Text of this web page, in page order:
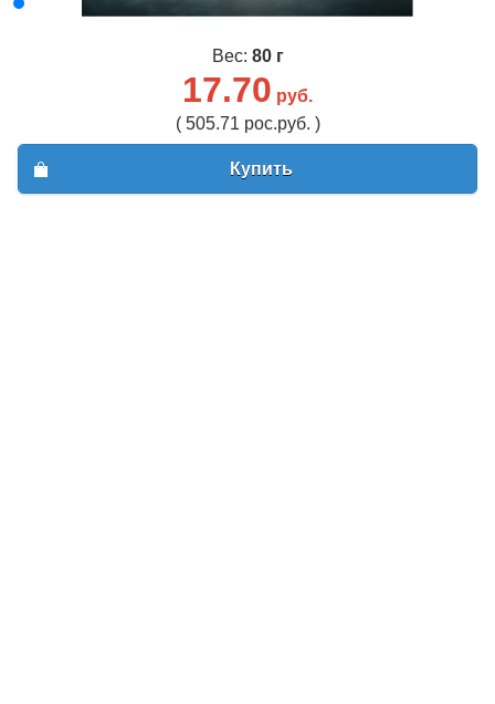
Вес: 80 г
17.70 руб.
( 505.71 рос.руб. )
Купить